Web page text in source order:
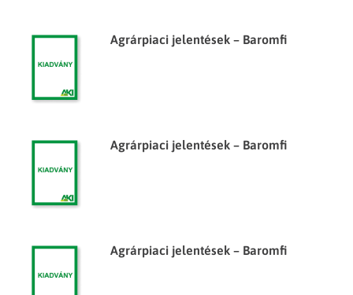
Agrárpiaci jelentések – Baromfi
Agrárpiaci jelentések – Baromfi
Agrárpiaci jelentések – Baromfi